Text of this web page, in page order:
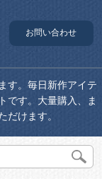
お問い合わせ
す。毎日新作アイテ
です。大量購入、ま
だけます。